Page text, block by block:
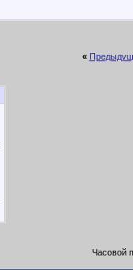
«
Часовой